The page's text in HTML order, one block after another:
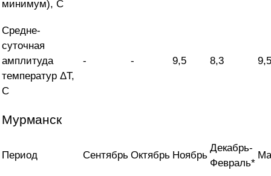
минимум), С
Средне-
суточная
амплитуда
температур ΔT,
С
- - 9,5 8,3 9,5
Мурманск
Период Сентябрь Октябрь Ноябрь
Декабрь-
Февраль*